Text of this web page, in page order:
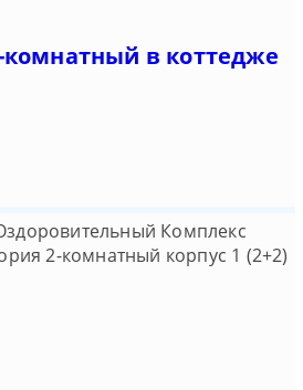
комнатный в коттедже